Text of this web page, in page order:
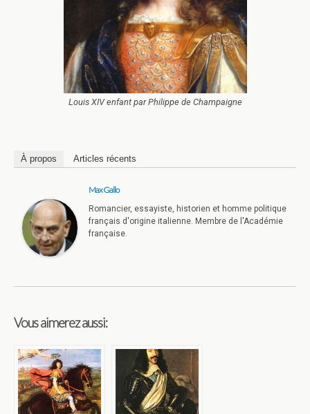
Louis XIV enfant par Philippe de Champaigne
À propos Articles récents
Max Gallo
Romancier, essayiste, historien et homme politique
français d'origine italienne. Membre de l'Académie
française.
Vous aimerez aussi: